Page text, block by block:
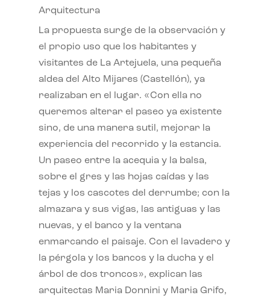
Arquitectura
La propuesta surge de la observación y
el propio uso que los habitantes y
visitantes de La Artejuela, una pequeña
aldea del Alto Mijares (Castellón), ya
realizaban en el lugar. «Con ella no
queremos alterar el paseo ya existente
sino, de una manera sutil, mejorar la
experiencia del recorrido y la estancia.
Un paseo entre la acequia y la balsa,
sobre el gres y las hojas caídas y las
tejas y los cascotes del derrumbe; con la
almazara y sus vigas, las antiguas y las
nuevas, y el banco y la ventana
enmarcando el paisaje. Con el lavadero y
la pérgola y los bancos y la ducha y el
árbol de dos troncos», explican las
arquitectas Maria Donnini y Maria Grifo,